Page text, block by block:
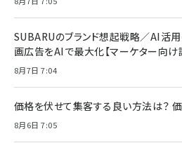
SUBARUのブランド想起戦略／AI活用
画広告をAIで最大化【マーケター向け
8月7日 7:04
価格を伏せて集客する良い方法は？
8月6日 7:05